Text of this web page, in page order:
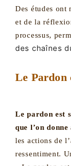
Des études ont
et de la
processus,
des chaînes
Le Pardon
Le pardon est
que l’on donne
les actions de
ressentiment.